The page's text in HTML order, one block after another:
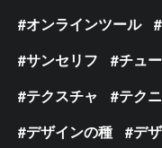
オンラインツール
サンセリフ
チュ
テクスチャ
テク
デザインの種
デ